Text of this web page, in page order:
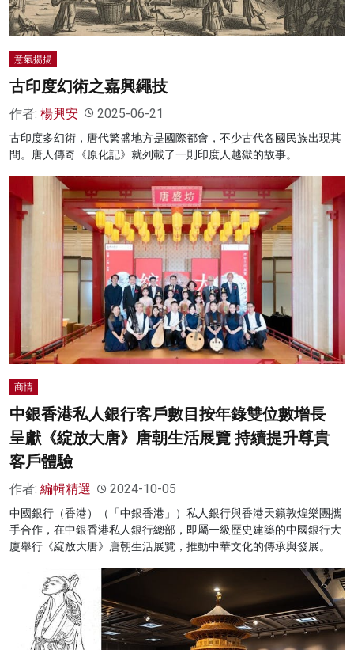
意氣揚揚
古印度幻術之嘉興繩技
作者: 楊興安 2025-06-21
古印度多幻術，唐代繁盛地方是國際都會，不少古代各國民族出現其
間。唐人傳奇《原化記》就列載了一則印度人越獄的故事。
商情
中銀香港私人銀行客戶數目按年錄雙位數增長
呈獻《綻放大唐》唐朝生活展覽 持續提升尊貴
客戶體驗
作者: 編輯精選 2024-10-05
中國銀行（香港）（「中銀香港」）私人銀行與香港天籟敦煌樂團攜
手合作，在中銀香港私人銀行總部，即屬一級歷史建築的中國銀行大
廈舉行《綻放大唐》唐朝生活展覽，推動中華文化的傳承與發展。